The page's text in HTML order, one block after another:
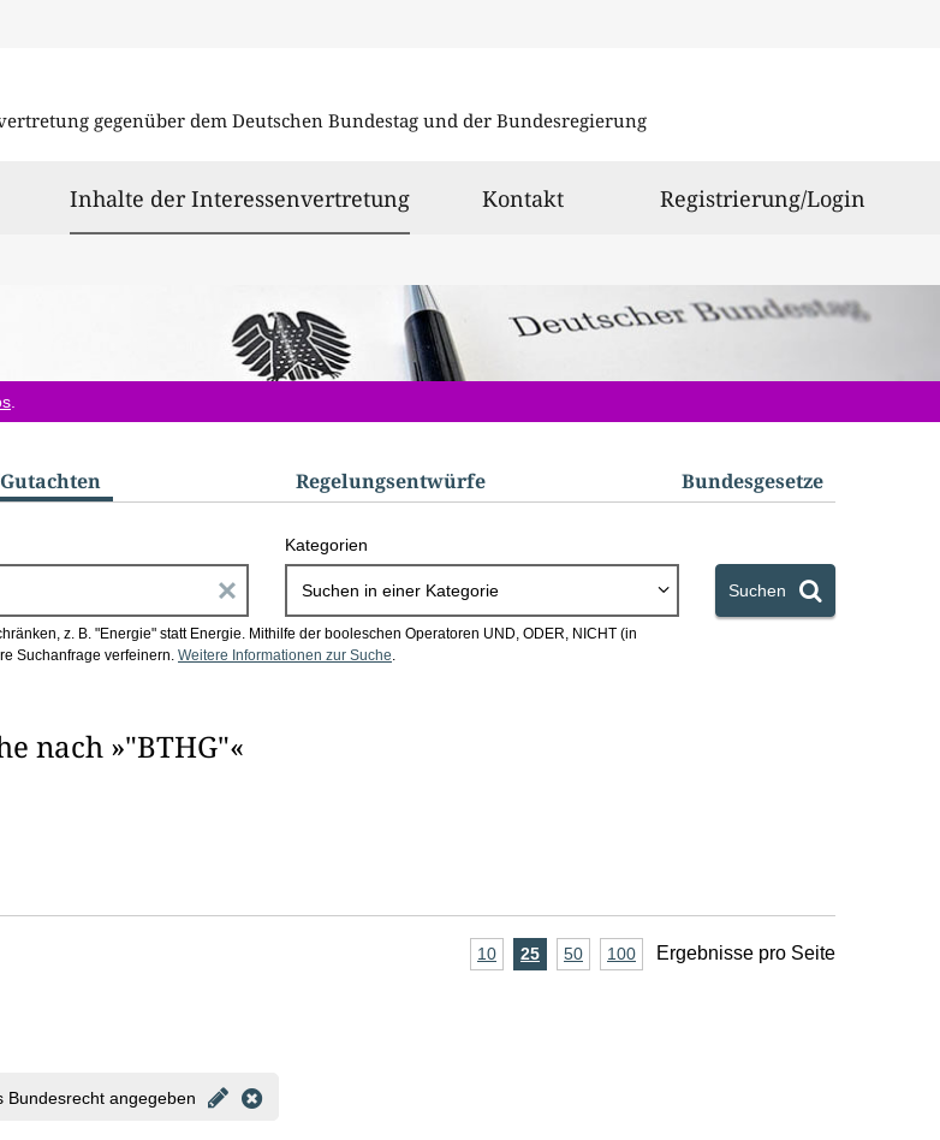
gegenüber dem Deutschen Bundestag und der Bundesregierung
Inhalte der Interessenvertretungausgewählt
Kontakt Registrierung/Login
Regelungs­entwürfe Bundes­gesetze
i
a
i
Kategorien
Suchen in einer Kategorie Suchen
z. B. "Energie" statt Energie. Mithilfe der booleschen Operatoren UND, ODER, NICHT (in
Suchanfrage verfeinern. Weitere Informationen zur Suche.
nach »"BTHG"«
A
10Ergebnisse
25Ergebnisse
50Ergebnisse
100Ergebnisse
Ergebnisse pro Seite
Bundesrecht angegeben